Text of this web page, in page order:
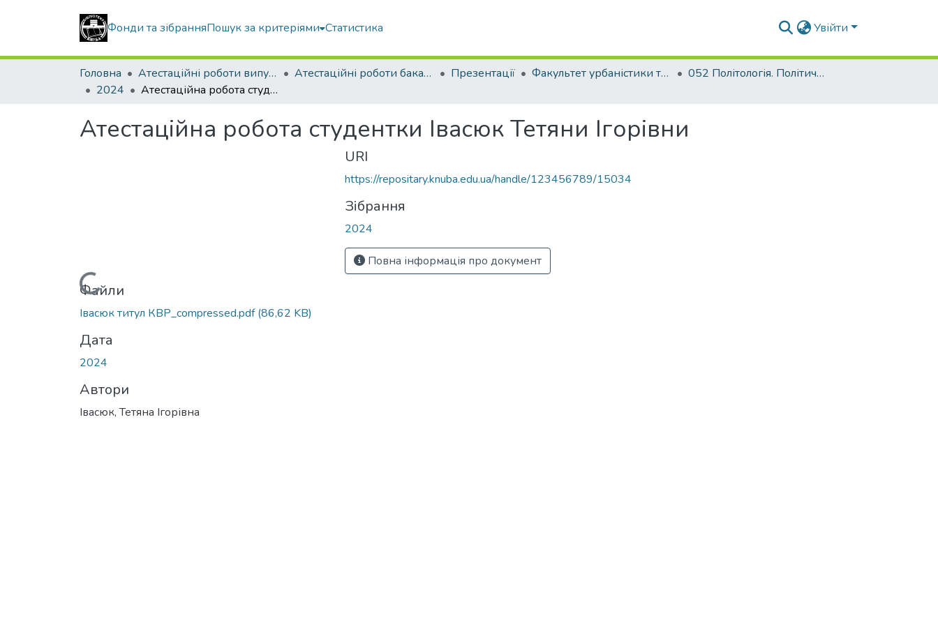
Фонди та зібранняПошук за критеріями Статистика Увійти
Головна Атестаційні роботи випускників Атестаційні роботи бакалаврів Презентації Факультет урбаністики та просторового планування
052 Політологія. Політичний менеджмент
2024
Атестаційна робота студентки Івасюк Тетяни Ігорівни
Атестаційна робота студентки Івасюк Тетяни Ігорівни
Вантажиться...
Файли
Івасюк титул КВР_compressed.pdf(86,62 KB)
Дата
2024
Автори
Івасюк, Тетяна Ігорівна
URI
https://repositary.knuba.edu.ua/handle/123456789/15034
Зібрання
2024
Повна інформація про документ